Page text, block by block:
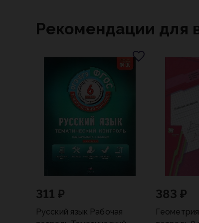
Рекомендации для
311 ₽
Русский язык Рабочая
383 ₽